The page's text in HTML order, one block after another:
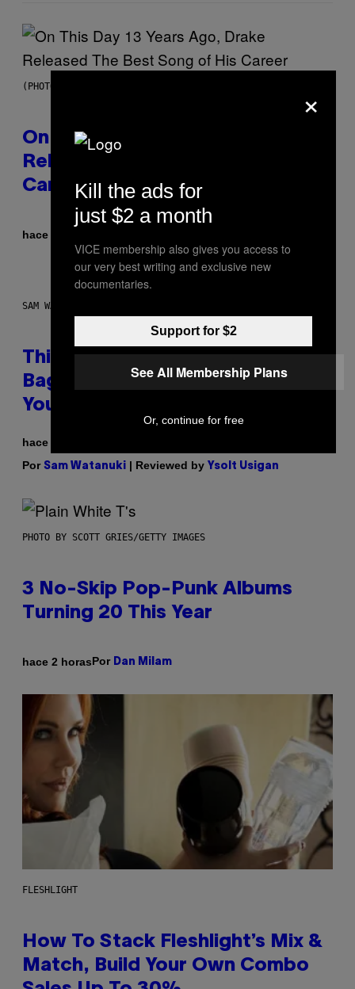
(PHOTO BY GARY GERSHOFF/WIREIMAGE)
On This Day 13 Years Ago, Drake
Released the Best Song of His
Career
hace 54 minutos
SAM WATANUKI FOR VICE
This Discreet Lockable Sex Toy
Bag Is the Nightstand Upgrade
Your Play Drawer Needs
hace 2 horas
Por Sam Watanuki | Reviewed by Ysolt Usigan
PHOTO BY SCOTT GRIES/GETTY IMAGES
3 No-Skip Pop-Punk Albums
Turning 20 This Year
hace 2 horasPor Dan Milam
FLESHLIGHT
How To Stack Fleshlight’s Mix &
Match, Build Your Own Combo
×
Kill the ads for
just $2 a month
VICE membership also gives you access to
our very best writing and exclusive new
documentaries.
Support for $2
See All Membership Plans
Or, continue for free